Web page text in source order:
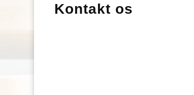
Kontakt os